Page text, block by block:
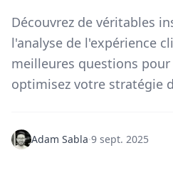
Découvrez de véritables
l'analyse de l'expérience
meilleures questions
optimisez votre stratégie
Adam Sabla·9 sept. 2025